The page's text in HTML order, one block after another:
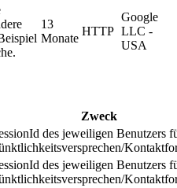
13
Monate
HTTP
Google
LLC -
USA
Zweck
des jeweiligen Benutzers
des jeweiligen Benutzers